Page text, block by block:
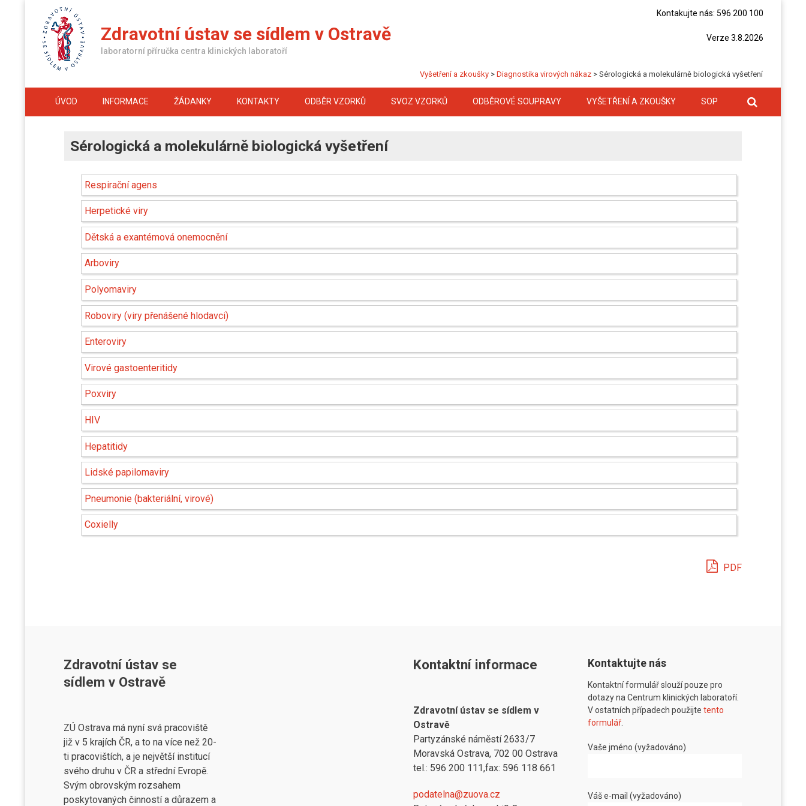
content
Zdravotní ústav se sídlem v Ostravě
laboratorní příručka centra klinických laboratoří
Kontakujte nás: 596 200 100
Verze 3.8.2026
Vyšetření a zkoušky > Diagnostika virových nákaz > Sérologická a molekulárně biologická vyšetření
ÚVOD INFORMACE ŽÁDANKY KONTAKTY ODBĚR VZORKŮ SVOZ VZORKŮ ODBĚROVÉ SOUPRAVY VYŠETŘENÍ A ZKOUŠKY SOP
Sérologická a molekulárně biologická vyšetření
Respirační agens
Herpetické viry
Dětská a exantémová onemocnění
Arboviry
Polyomaviry
Roboviry (viry přenášené hlodavci)
Enteroviry
Virové gastoenteritidy
Poxviry
HIV
Hepatitidy
Lidské papilomaviry
Pneumonie (bakteriální, virové)
Coxielly
PDF
Zdravotní ústav se
sídlem v Ostravě
ZÚ Ostrava má nyní svá pracoviště
již v 5 krajích ČR, a to na více než 20-
ti pracovištích, a je největší institucí
svého druhu v ČR a střední Evropě.
Svým obrovským rozsahem
poskytovaných činností a důrazem a
Kontaktní informace
Zdravotní ústav se sídlem v
Ostravě
Partyzánské náměstí 2633/7
Moravská Ostrava, 702 00 Ostrava
tel.: 596 200 111,fax: 596 118 661
podatelna@zuova.cz
Kontaktujte nás
Kontaktní formulář slouží pouze pro
dotazy na Centrum klinických laboratoří.
V ostatních případech použijtetento
formulář
Vaše jméno (vyžadováno)
Váš e-mail (vyžadováno)